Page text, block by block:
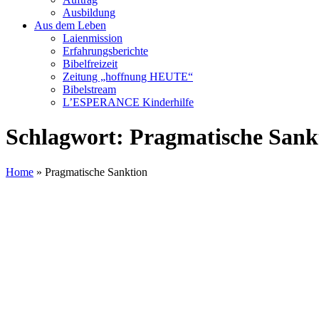
Ausbildung
Aus dem Leben
Laienmission
Erfahrungsberichte
Bibelfreizeit
Zeitung „hoffnung HEUTE“
Bibelstream
L’ESPERANCE Kinderhilfe
Schlagwort: Pragmatische
Home » Pragmatische Sanktion